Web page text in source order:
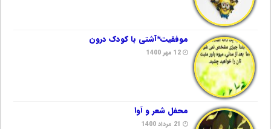
موفقیت*آشتی با کودک درون
12 مهر 1400
محفل شعر و آوا
21 مرداد 1400